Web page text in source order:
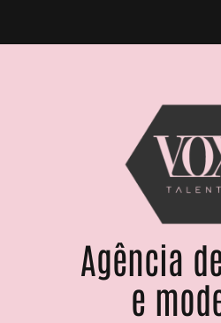
Agência
e